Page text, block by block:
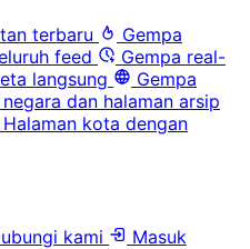
terbaru
Gempa
feed
Gempa real-
langsung
Gempa
dan halaman arsip
Halaman kota dengan
kami
Masuk